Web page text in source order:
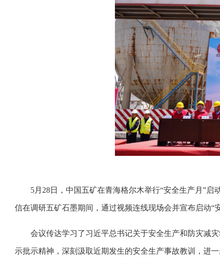
5月28日，中国五矿在青海格尔木举行“安全生产月”
信在调研五矿石墨期间，通过视频连线现场会并宣布启动
会议传达学习了习近平总书记关于安全生产和防灾减
示批示精神，深刻汲取近期发生的安全生产事故教训，进